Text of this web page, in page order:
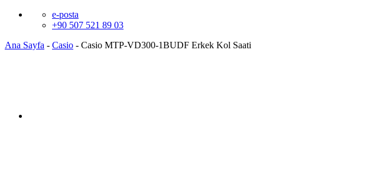
e-posta
+90 507 521 89 03
Ana Sayfa - Casio - Casio MTP-VD300-1BUDF Erkek Kol Saati